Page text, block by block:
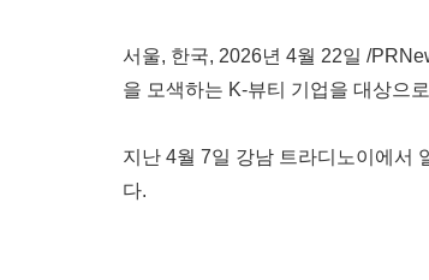
서울, 한국, 2026년 4월 22일 /
을 모색하는 K-뷰티 기업을 대상으
지난 4월 7일 강남 트라디노이에서
다.